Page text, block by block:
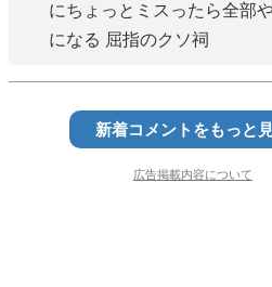
にちょっとミスったら全部
になる 屈指のクソ祠
新着コメントをもっと
広告掲載内容について